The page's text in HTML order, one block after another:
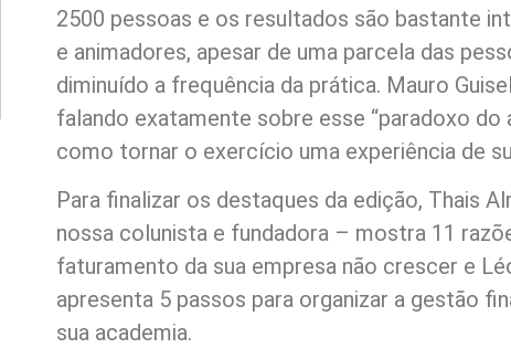
2500 pessoas e os resultados são bastante
e animadores, apesar de uma parcela das
diminuído a frequência da prática. Mauro
falando exatamente sobre esse “paradoxo do
como tornar o exercício uma experiência de
Para finalizar os destaques da edição, Thais
nossa colunista e fundadora – mostra 11
faturamento da sua empresa não crescer e
apresenta 5 passos para organizar a gestão
sua academia.